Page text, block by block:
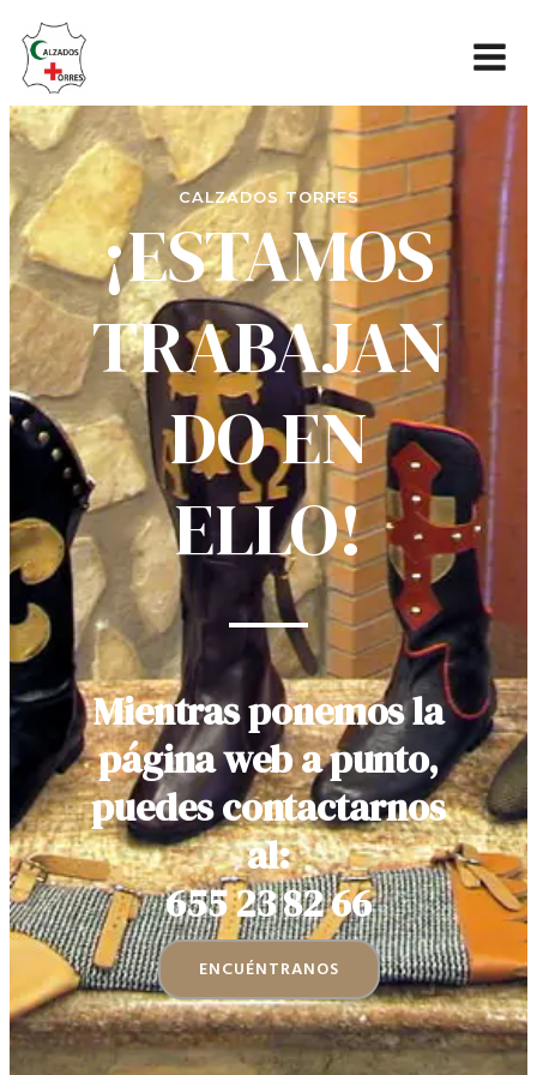
CALZADOS TORRES
¡ESTAMOS
TRABAJAN
DO EN
ELLO!
Mientras ponemos la
página web a punto,
puedes contactarnos
al:
655 23 82 66
ENCUÉNTRANOS